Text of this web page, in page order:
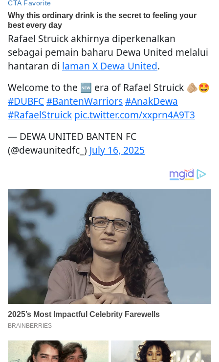
Rafael Struick akhirnya diperkenalkan
sebagai pemain baharu Dewa United melalui
hantaran di laman X Dewa United.
Welcome to the 🆕 era of Rafael Struick 🫵🏼🤩
#DUBFC#BantenWarriors#AnakDewa
#RafaelStruick pic.twitter.com/xxprn4A9T3
— DEWA UNITED BANTEN FC
(@dewaunitedfc_) July 16, 2025